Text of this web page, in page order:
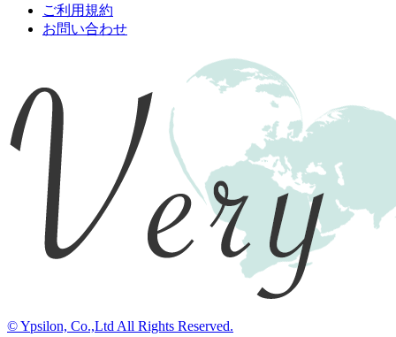
ご利用規約
お問い合わせ
© Ypsilon, Co.,Ltd All Rights Reserved.